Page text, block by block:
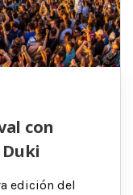
con
edición del